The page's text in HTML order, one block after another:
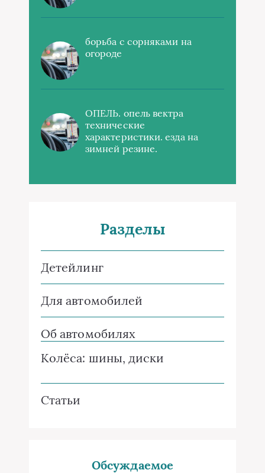
борьба с сорняками на
огороде
ОПЕЛЬ. опель вектра
технические
характеристики. езда на
зимней резине.
Разделы
Детейлинг
Для автомобилей
Об автомобилях
Колёса: шины, диски
Статьи
Обсуждаемое